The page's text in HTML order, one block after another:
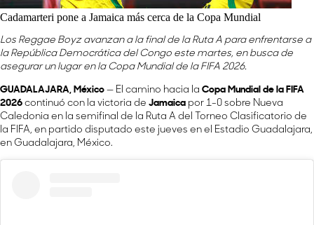
Cadamarteri pone a Jamaica más cerca de la Copa Mundial
Los Reggae Boyz avanzan a la final de la Ruta A para enfrentarse a
la República Democrática del Congo este martes, en busca de
asegurar un lugar en la Copa Mundial de la FIFA 2026.
GUADALAJARA, México — El camino hacia la Copa Mundial de la FIFA
2026 continuó con la victoria de Jamaica por 1-0 sobre Nueva
Caledonia en la semifinal de la Ruta A del Torneo Clasificatorio de
la FIFA, en partido disputado este jueves en el Estadio Guadalajara,
en Guadalajara, México.